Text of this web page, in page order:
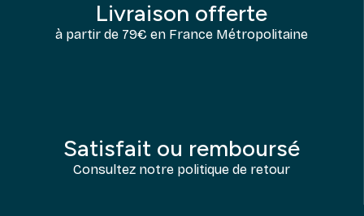
Livraison offerte
à partir de 79€ en France Métropolitaine
Satisfait ou remboursé
Consultez notre politique de retour